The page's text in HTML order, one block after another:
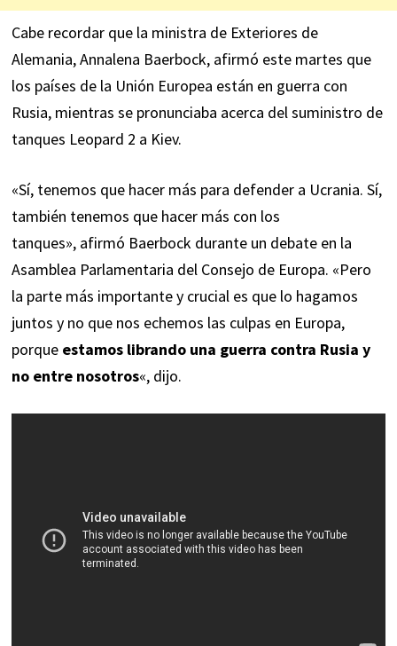
Cabe recordar que la ministra de Exteriores de
Alemania, Annalena Baerbock, afirmó este martes que
los países de la Unión Europea están en guerra con
Rusia, mientras se pronunciaba acerca del suministro de
tanques Leopard 2 a Kiev.
«Sí, tenemos que hacer más para defender a Ucrania. Sí,
también tenemos que hacer más con los
tanques», afirmó Baerbock durante un debate en la
Asamblea Parlamentaria del Consejo de Europa. «Pero
la parte más importante y crucial es que lo hagamos
juntos y no que nos echemos las culpas en Europa,
porque estamos librando una guerra contra Rusia y
no entre nosotros«, dijo.